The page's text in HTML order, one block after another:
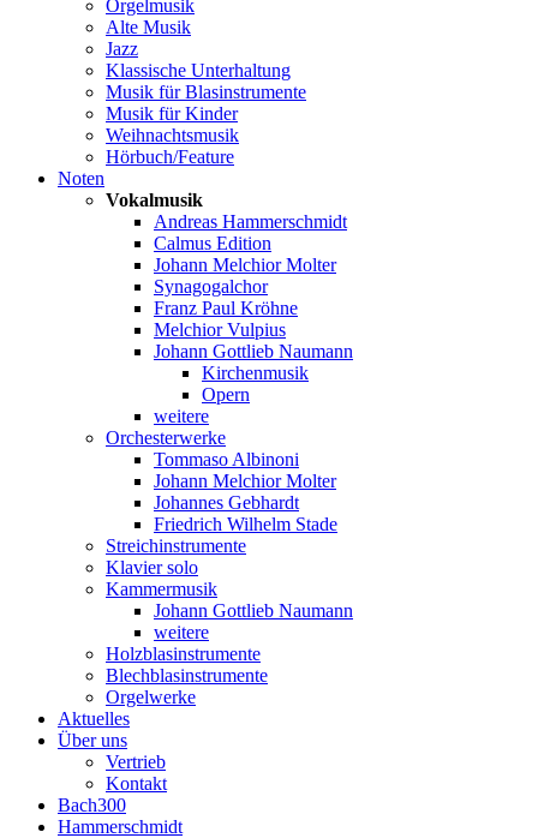
Orgelmusik
Alte Musik
Jazz
Klassische Unterhaltung
Musik für Blasinstrumente
Musik für Kinder
Weihnachtsmusik
Hörbuch/Feature
Noten
Vokalmusik
Andreas Hammerschmidt
Calmus Edition
Johann Melchior Molter
Synagogalchor
Franz Paul Kröhne
Melchior Vulpius
Johann Gottlieb Naumann
Kirchenmusik
Opern
weitere
Orchesterwerke
Tommaso Albinoni
Johann Melchior Molter
Johannes Gebhardt
Friedrich Wilhelm Stade
Streichinstrumente
Klavier solo
Kammermusik
Johann Gottlieb Naumann
weitere
Holzblasinstrumente
Blechblasinstrumente
Orgelwerke
Aktuelles
Über uns
Vertrieb
Kontakt
Bach300
Hammerschmidt